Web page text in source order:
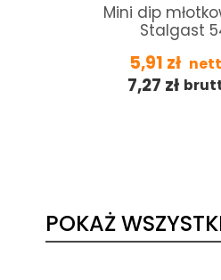
Mini dip
Stalgast
5,91 zł
7,27 zł
POKAŻ